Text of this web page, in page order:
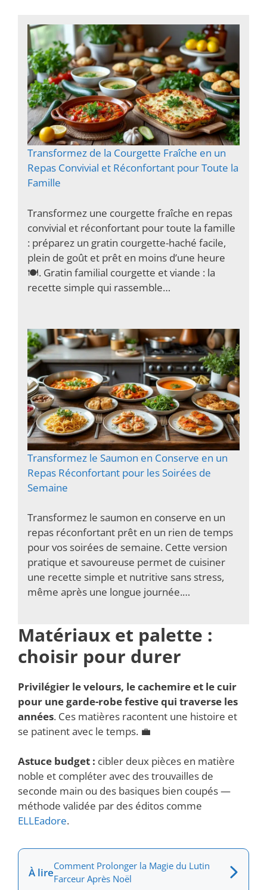
Transformez de la Courgette Fraîche en un
Repas Convivial et Réconfortant pour Toute la
Famille
Transformez une courgette fraîche en repas
convivial et réconfortant pour toute la famille
: préparez un gratin courgette-haché facile,
plein de goût et prêt en moins d’une heure
🍽️. Gratin familial courgette et viande : la
recette simple qui rassemble…
Transformez le Saumon en Conserve en un
Repas Réconfortant pour les Soirées de
Semaine
Transformez le saumon en conserve en un
repas réconfortant prêt en un rien de temps
pour vos soirées de semaine. Cette version
pratique et savoureuse permet de cuisiner
une recette simple et nutritive sans stress,
même après une longue journée.…
Matériaux et palette :
choisir pour durer
Privilégier le velours, le cachemire et le cuir
pour une garde-robe festive qui traverse les
années. Ces matières racontent une histoire et
se patinent avec le temps. 💼
Astuce budget : cibler deux pièces en matière
noble et compléter avec des trouvailles de
seconde main ou des basiques bien coupés —
méthode validée par des éditos comme
ELLEadore.
À lireComment Prolonger la Magie du Lutin
Farceur Après Noël